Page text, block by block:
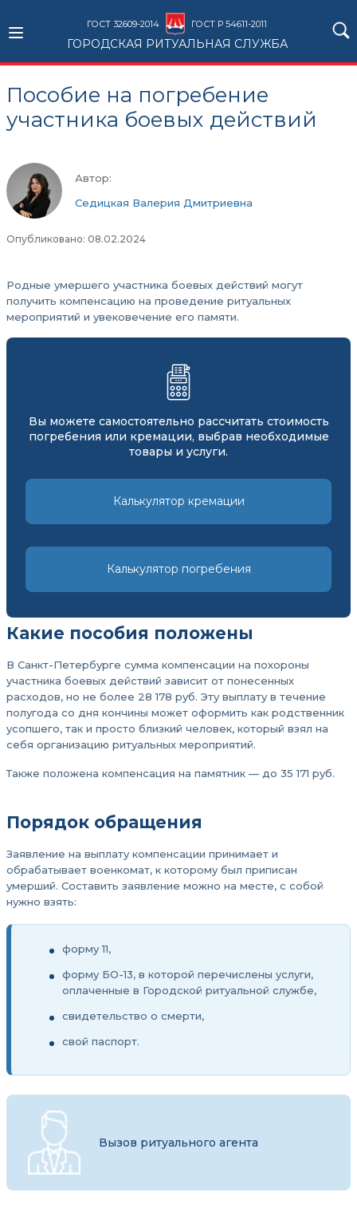
ГОСТ 32609-2014 ГОСТ Р 54611-2011
ГОРОДСКАЯ РИТУАЛЬНАЯ СЛУЖБА
Пособие на погребение
участника боевых действий
Автор:
Седицкая Валерия Дмитриевна
Опубликовано: 08.02.2024
Родные умершего участника боевых действий могут
получить компенсацию на проведение ритуальных
мероприятий и увековечение его памяти.
Вы можете самостоятельно рассчитать стоимость
погребения или кремации, выбрав необходимые
товары и услуги.
Калькулятор кремации
Калькулятор погребения
Какие пособия положены
В Санкт-Петербурге сумма компенсации на похороны
участника боевых действий зависит от понесенных
расходов, но не более 28 178 руб. Эту выплату в течение
полугода со дня кончины может оформить как родственник
усопшего, так и просто близкий человек, который взял на
себя организацию ритуальных мероприятий.
Также положена компенсация на памятник — до 35 171 руб.
Порядок обращения
Заявление на выплату компенсации принимает и
обрабатывает военкомат, к которому был приписан
умерший. Составить заявление можно на месте, с собой
нужно взять:
форму 11,
форму БО-13, в которой перечислены услуги,
оплаченные в Городской ритуальной службе,
свидетельство о смерти,
свой паспорт.
Вызов ритуального агента